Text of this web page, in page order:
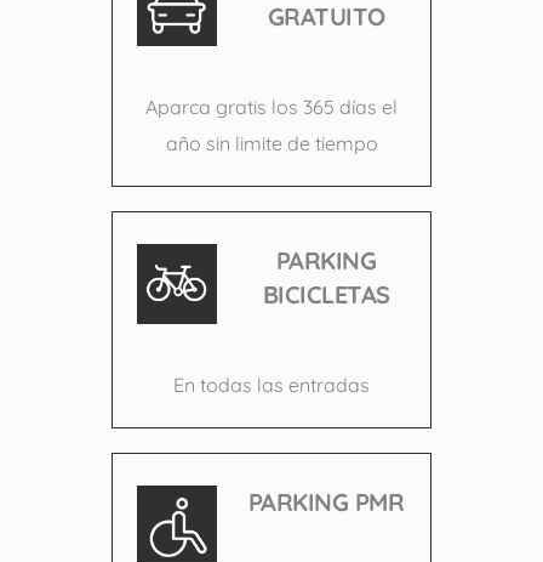
GRATUITO
Aparca gratis los 365 días el
año sin limite de tiempo
PARKING
BICICLETAS
En todas las entradas
PARKING PMR